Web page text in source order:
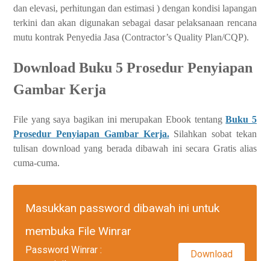
dan elevasi, perhitungan dan estimasi ) dengan kondisi lapangan
terkini dan akan digunakan sebagai dasar pelaksanaan rencana
mutu kontrak Penyedia Jasa (Contractor’s Quality Plan/CQP).
Download Buku 5 Prosedur Penyiapan
Gambar Kerja
File yang saya bagikan ini merupakan Ebook tentangBuku 5
Prosedur Penyiapan Gambar Kerja.Silahkan sobat tekan
tulisan download yang berada dibawah ini secara Gratis alias
cuma-cuma.
Masukkan password dibawah ini untuk
membuka File Winrar
Download
Password Winrar :